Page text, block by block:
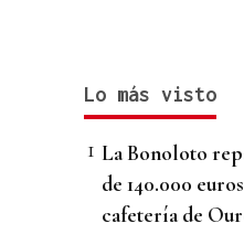
Lo más visto
La Bonoloto
de 140.000
cafetería de